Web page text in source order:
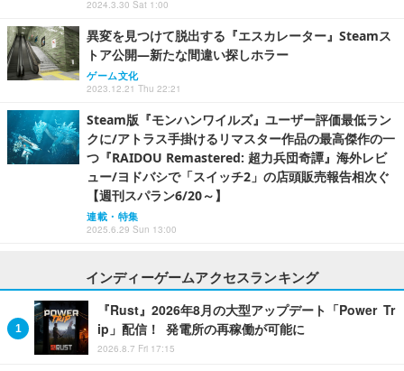
2024.3.30 Sat 1:00
異変を見つけて脱出する『エスカレーター』Steamス
トア公開―新たな間違い探しホラー
ゲーム文化
2023.12.21 Thu 22:21
Steam版『モンハンワイルズ』ユーザー評価最低ラン
クに/アトラス手掛けるリマスター作品の最高傑作の一
つ『RAIDOU Remastered: 超力兵団奇譚』海外レビ
ュー/ヨドバシで「スイッチ2」の店頭販売報告相次ぐ
【週刊スパラン6/20～】
連載・特集
2025.6.29 Sun 13:00
インディーゲームアクセスランキング
『Rust』2026年8月の大型アップデート「Power Tr
ip」配信！ 発電所の再稼働が可能に
2026.8.7 Fri 17:15